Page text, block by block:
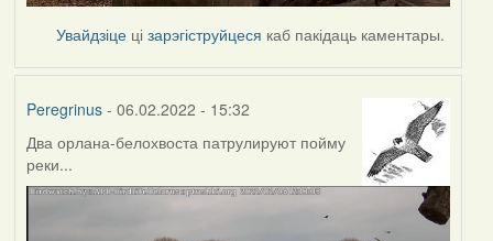
Увайдзіце цізарэгіструйцеся каб пакідаць каментары.
Peregrinus- 06.02.2022 - 15:32
Два орлана-белохвоста патрулируют пойму
реки...